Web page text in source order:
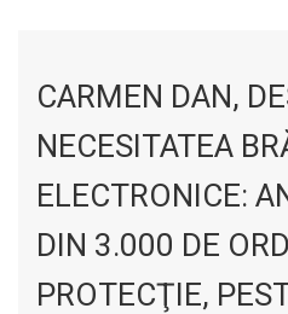
CARMEN DAN,
NECESITATEA
ELECTRONICE:
DIN 3.000 DE
PROTECŢIE,